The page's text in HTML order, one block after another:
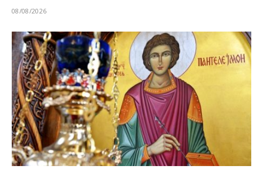
08/08/2026